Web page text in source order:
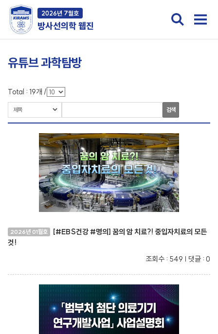
2026년 7월호
방사선의학 웹진
유튜브 과학탐방
Total : 19개 /
검색
2026년 01월호
[#EBS건강 #명의] 꿈의 암 치료?! 중입자치료의 모든
것!
조회수 : 549 | 댓글 : 0